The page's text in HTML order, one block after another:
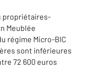
propriétaires-
Meublée
régime Micro-BIC
sont inférieures
72 600 euros